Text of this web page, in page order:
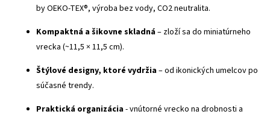
by OEKO-TEX®, výroba bez vody, CO2 neutralita.
Kompaktná a šikovne skladná– zloží sa do miniatúrneho
vrecka (~11,5 × 11,5 cm).
Štýlové designy, ktoré vydržia– od ikonických umelcov po
súčasné trendy.
Praktická organizácia- vnútorné vrecko na drobnosti a